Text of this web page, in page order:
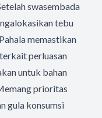
swasembada
tebu
memastikan
perluasan
untuk bahan
prioritas
gula konsumsi